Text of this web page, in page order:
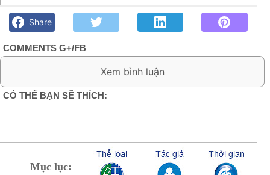
Chút gì để nhớ!
Share
COMMENTS G+/FB
0 Comment:
CÓ THỂ BẠN SẼ THÍCH:
Mục lục: